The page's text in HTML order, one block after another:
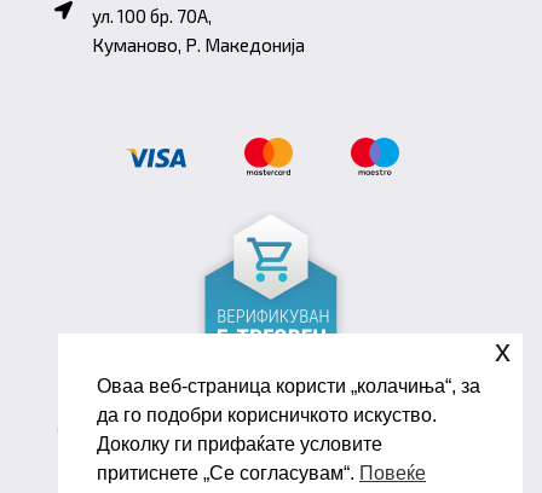
ул. 100 бр. 70A,
Куманово, Р. Македонија
Copyright ©2026 Biana Shoes. Developed by
oLive Brandlab
Оваа веб-страница користи „колачиња“, за
да го подобри корисничкото искуство.
Доколку ги прифаќате условите
притиснете „Се согласувам“. Повеќе
x